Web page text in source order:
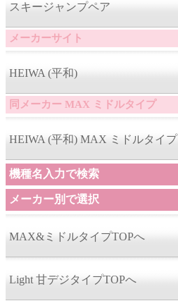
スキージャンプペア
メーカーサイト
HEIWA (平和)
同メーカー MAX ミドルタイプ
HEIWA (平和) MAX ミドルタイプ
機種名入力で検索
メーカー別で選択
MAX&ミドルタイプTOPへ
Light 甘デジタイプTOPへ